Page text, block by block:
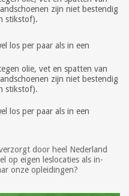
zijn niet bestendig
stikstof).
los per paar als in een
olie, vet en spatten van
zijn niet bestendig
stikstof).
los per paar als in een